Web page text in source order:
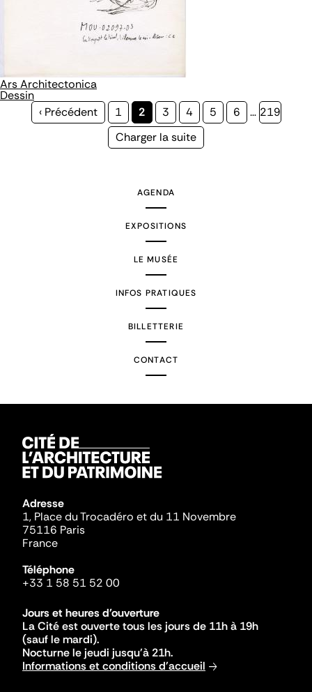
Ars Architectonica
Dessin
Page
‹ Précédent Page
1
Page
courante
2 Page
3 Page
4 Page
5 Page
6 … Page
219
Page
Charger la suite
AGENDA
EXPOSITIONS
LE MUSÉE
INFOS PRATIQUES
BILLETTERIE
CONTACT
Adresse
1, Place du Trocadéro et du 11 Novembre
75116 Paris
France
Téléphone
+33 1 58 51 52 00
Jours et heures d'ouverture
La Cité est ouverte tous les jours de 11h à 19h
(sauf le mardi).
Nocturne le jeudi jusqu'à 21h.
Informations et conditions d'accueil